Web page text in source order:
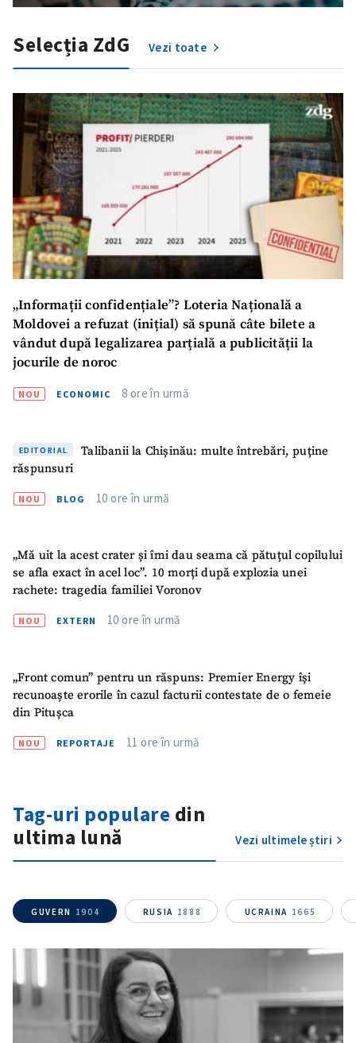
SUSȚINE
Selecția ZdG Vezi toate
„Informații confidențiale”? Loteria Națională a
Moldovei a refuzat (inițial) să spună câte bilete a
vândut după legalizarea parțială a publicității la
jocurile de noroc
NOU ECONOMIC 8 ore în urmă
EDITORIAL
Talibanii la Chișinău: multe întrebări, puține
răspunsuri
NOU BLOG 10 ore în urmă
„Mă uit la acest crater și îmi dau seama că pătuțul copilului
se afla exact în acel loc”. 10 morți după explozia unei
rachete: tragedia familiei Voronov
NOU EXTERN 10 ore în urmă
„Front comun” pentru un răspuns: Premier Energy își
recunoaște erorile în cazul facturii contestate de o femeie
din Pitușca
NOU REPORTAJE 11 ore în urmă
Tag-uri populare din
ultima lună
Vezi ultimele știri
GUVERN 1904 RUSIA 1888 UCRAINA 1665